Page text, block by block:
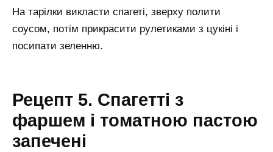
На тарілки викласти спагеті, зверху полити
соусом, потім прикрасити рулетиками з цукіні і
посипати зеленню.
Рецепт 5. Спагетті з
фаршем і томатною пастою
запечені